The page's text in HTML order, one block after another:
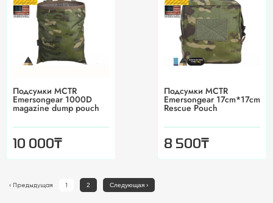
Подсумки MCTR
Emersongear 1000D
magazine dump pouch
10 000₸
Подсумки MCTR
Emersongear 17cm*17cm
Rescue Pouch
8 500₸
‹ Предыдущая 1 2 Следующая ›